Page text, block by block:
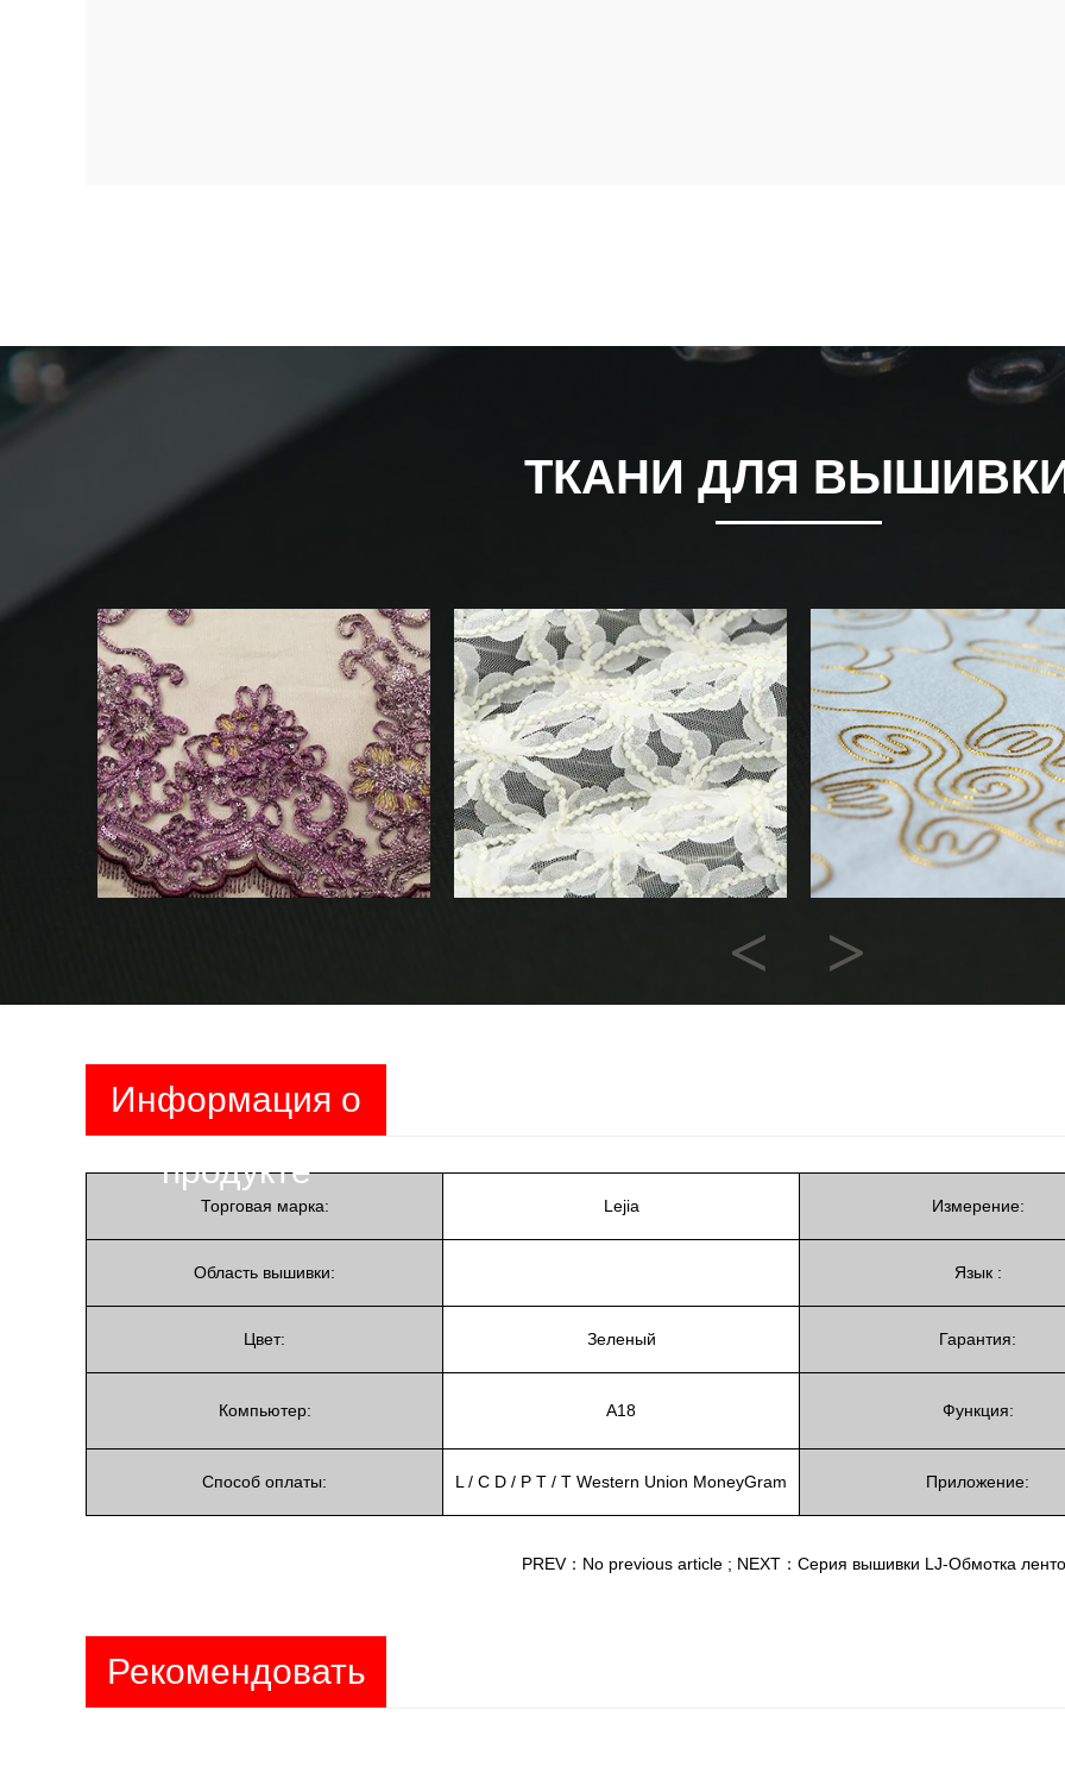
ТКАНИ ДЛЯ
Next
Информация о
продукте
Торговая марка: Lejia Измерение:
Область вышивки: Язык :
Цвет: Зеленый Гарантия:
Компьютер: A18 Функция:
Способ оплаты: L / C D / P T / T Western Union MoneyGram Приложение:
PREV：No previous article ; NEXT：Серия вышивки LJ-Обмотка
Рекомендовать